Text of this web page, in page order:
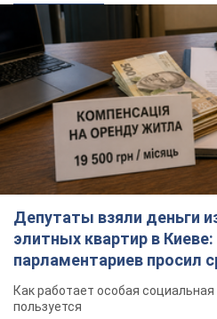
Депутаты взяли деньги
элитных квартир в Киеве:
парламентариев просил
поселился
Как работает особая социальная
пользуется
2 часа назад 19,0 т.
Российская армия
атаку на Одессу: горела
города, есть
37 минут назад